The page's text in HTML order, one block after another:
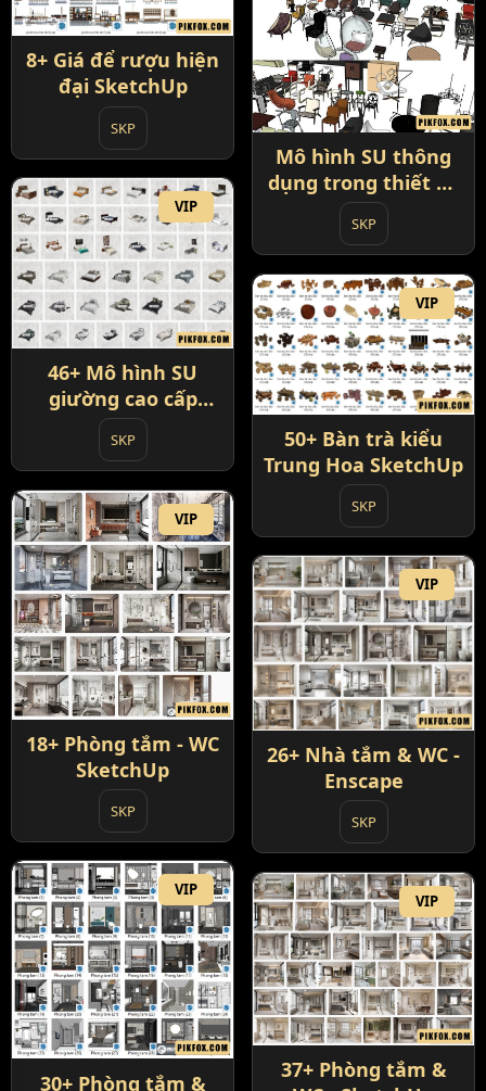
Mô hình SU thông
dụng trong thiết kế
nội thất
SKP
8+ Giá để rượu hiện
đại SketchUp
SKP
VIP
46+ Mô hình SU
giường cao cấp
SketchUp
SKP
VIP
50+ Bàn trà kiểu
Trung Hoa SketchUp
SKP
VIP
18+ Phòng tắm - WC
SketchUp
SKP
VIP
26+ Nhà tắm & WC -
Enscape
SKP
VIP
30+ Phòng tắm &
VIP
37+ Phòng tắm &